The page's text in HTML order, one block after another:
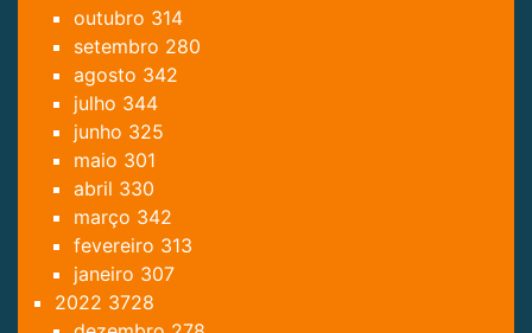
outubro 314
setembro 280
agosto 342
julho 344
junho 325
maio 301
abril 330
março 342
fevereiro 313
janeiro 307
2022 3728